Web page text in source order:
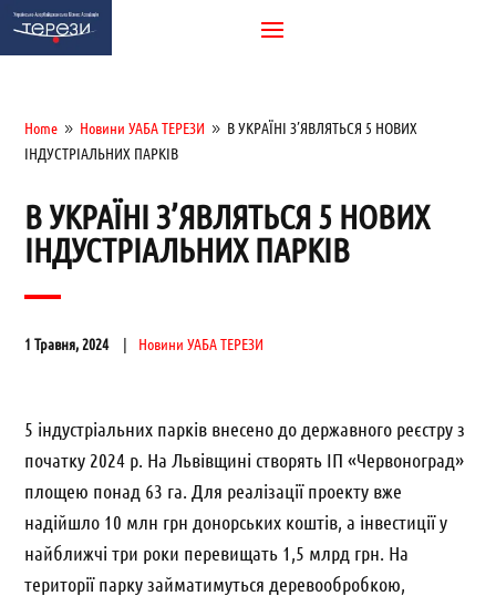
Home 9 Новини УАБА ТЕРЕЗИ 9 В УКРАЇНІ З’ЯВЛЯТЬСЯ 5 НОВИХ
ІНДУСТРІАЛЬНИХ ПАРКІВ
В УКРАЇНІ З’ЯВЛЯТЬСЯ 5 НОВИХ
ІНДУСТРІАЛЬНИХ ПАРКІВ
1 Травня, 2024 Новини УАБА ТЕРЕЗИ
5 індустріальних парків внесено до державного реєстру з
початку 2024 р. На Львівщині створять ІП «Червоноград»
площею понад 63 га. Для реалізації проекту вже
надійшло 10 млн грн донорських коштів, а інвестиції у
найближчі три роки перевищать 1,5 млрд грн. На
території парку займатимуться деревообробкою,